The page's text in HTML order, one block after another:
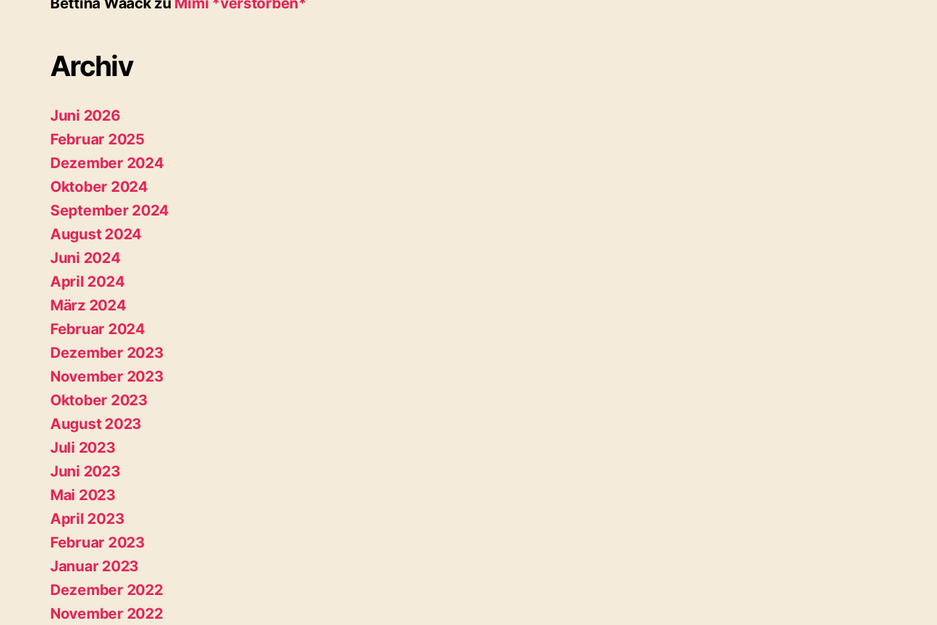
Archiv
Juni 2026
Februar 2025
Dezember 2024
Oktober 2024
September 2024
August 2024
Juni 2024
April 2024
März 2024
Februar 2024
Dezember 2023
November 2023
Oktober 2023
August 2023
Juli 2023
Juni 2023
Mai 2023
April 2023
Februar 2023
Januar 2023
Dezember 2022
November 2022